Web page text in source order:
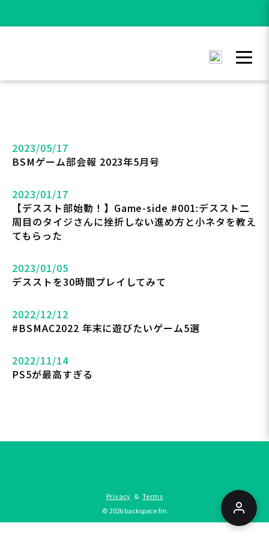
2023/05/17
BSMゲーム部会報 2023年5月号
2023/01/17
【デススト部始動！】Game-side #001:デススト二
周目のタイジさんに挫折しない進め方と小ネタを教え
てもらった
2023/01/05
デスストを30時間プレイしてみて
2022/12/12
#BSMAC2022 年末に遊びたいゲーム5選
2022/11/14
PS5が最高すぎる
Privacy &Terms
©2026backspace.fm